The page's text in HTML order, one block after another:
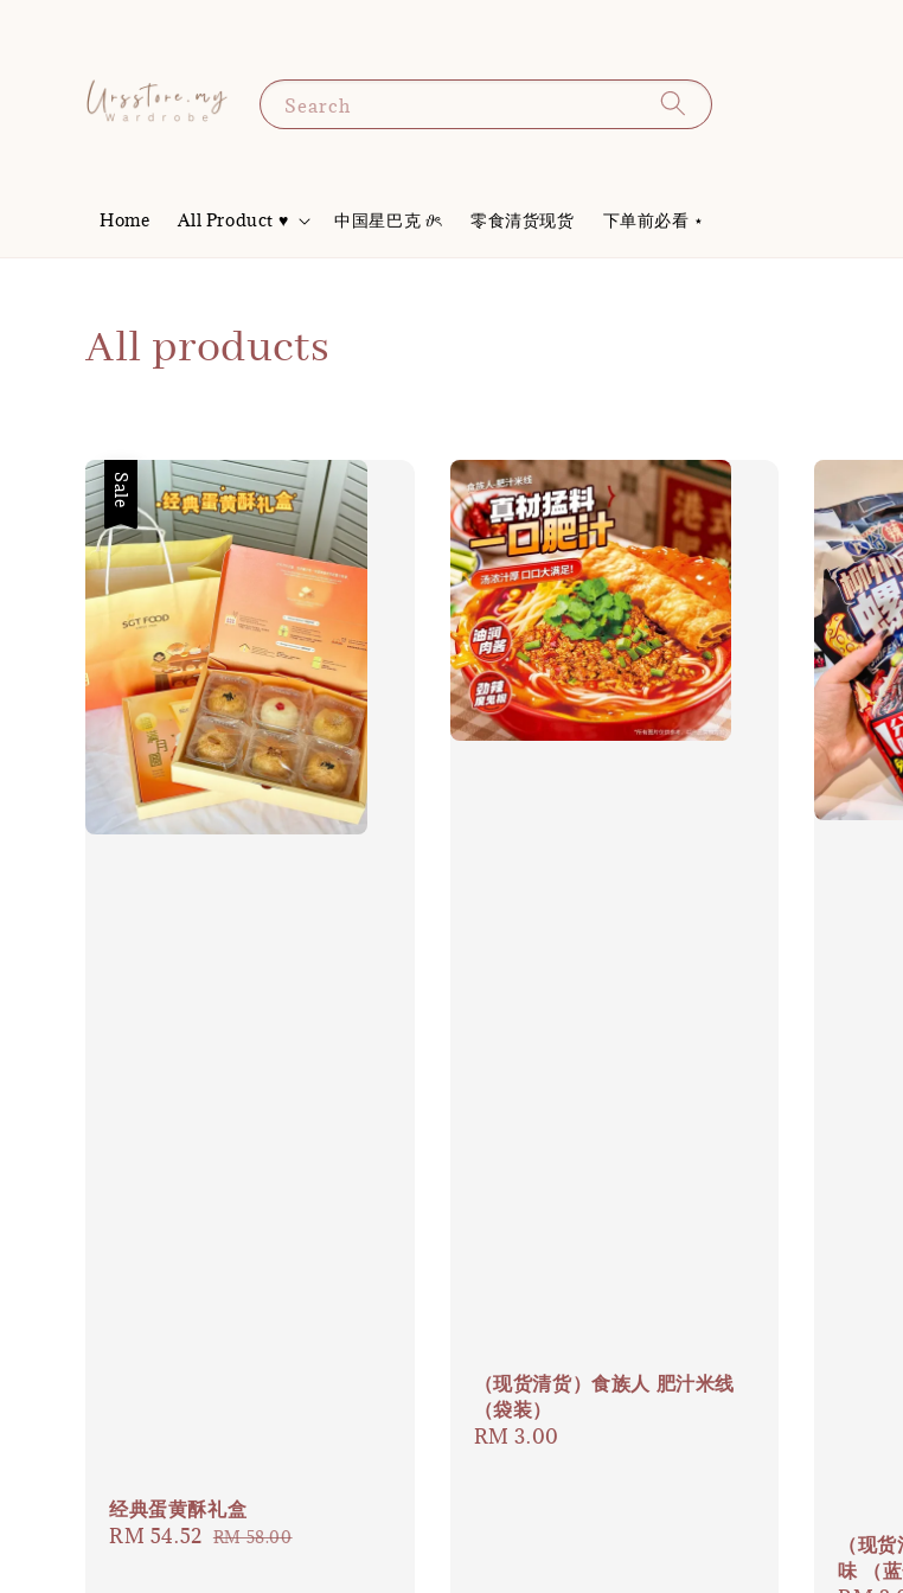
Search
Home All Product ♥ 中国星巴克 𝜗ৎ 零食清货现货 下单前必看 ⋆
All products
Sale
经典蛋黄酥礼盒
Sale
RM 54.52 Regular
RM 58.00
（现货清货）食族人 肥汁米线
（袋装）
Regular
RM 3.00
（现
味 （蓝